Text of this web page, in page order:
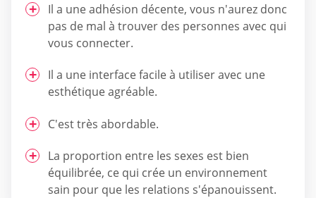
Il a une adhésion décente, vous n'aurez donc
pas de mal à trouver des personnes avec qui
vous connecter.
Il a une interface facile à utiliser avec une
esthétique agréable.
C'est très abordable.
La proportion entre les sexes est bien
équilibrée, ce qui crée un environnement
sain pour que les relations s'épanouissent.